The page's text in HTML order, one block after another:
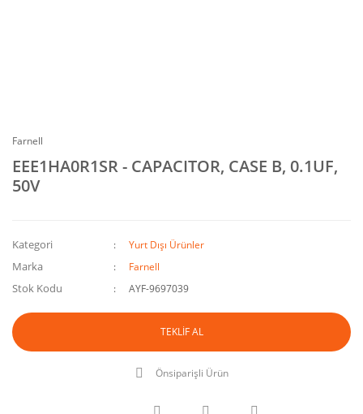
Farnell
EEE1HA0R1SR - CAPACITOR, CASE B, 0.1UF,
50V
Kategori Yurt Dışı Ürünler
Marka Farnell
Stok Kodu AYF-9697039
TEKLİF AL
Önsiparişli Ürün